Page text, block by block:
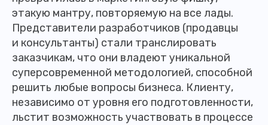
этакую мантру, повторяемую на все лады.
Представители разработчиков (продавцы
и консультанты) стали транслировать
заказчикам, что они владеют уникальной
суперсовременной методологией, способной
решить любые вопросы бизнеса. Клиенту,
независимо от уровня его подготовленности,
льстит возможность участвовать в процессе